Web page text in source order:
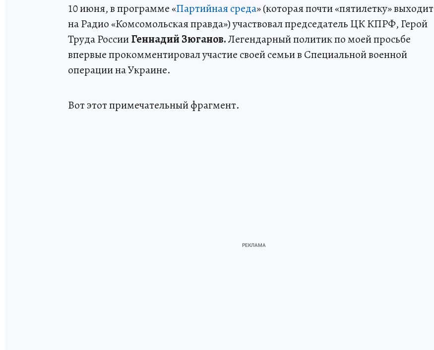
10 июня, в программе «Партийная среда» (которая почти «пятилетку» выходит
на Радио «Комсомольская правда») участвовал председатель ЦК КПРФ, Герой
Труда РоссииГеннадий Зюганов.Легендарный политик по моей просьбе
впервые прокомментировал участие своей семьи в Специальной военной
операции на Украине.
Вот этот примечательный фрагмент.